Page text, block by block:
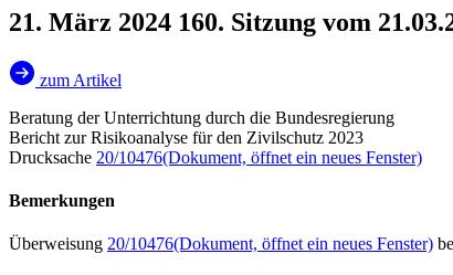
21. März 2024 160. Sitzung vom
zum Artikel
Beratung der Unterrichtung durch die Bundesregierung
Bericht zur Risikoanalyse für den Zivilschutz 2023
Drucksache 20/10476(Dokument, öffnet ein neues Fenster)
Bemerkungen
Überweisung 20/10476(Dokument, öffnet ein neues Fenster)